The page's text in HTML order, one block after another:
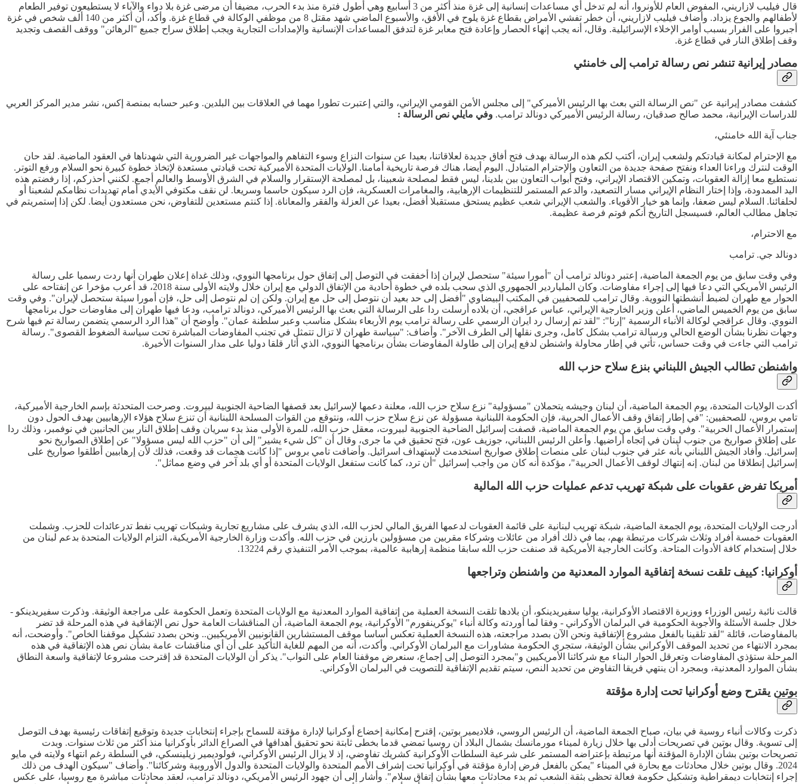
قال فيليب لازاريني، المفوض العام للأونروا، أنه لم تدخل أي مساعدات إنسانية إلى غزة منذ أكثر من 3 أسابيع وهي أطول فترة منذ بدء الحرب، مضيفا أن مرضى غزة بلا دواء والآباء لا يستطيعون توفير الطعام
لأطفالهم والجوع يزداد. وأضاف فيليب لازاريني، أن خطر تفشي الأمراض بقطاع غزة يلوح في الأفق، والأسبوع الماضي شهد مقتل 8 من موظفي الوكالة في قطاع غزة. وأكد، أن أكثر من 140 ألف شخص في غزة
أجبروا على الفرار بسبب أوامر الإخلاء الإسرائيلية. وقال، أنه يجب إنهاء الحصار وإعادة فتح معابر غزة لتدفق المساعدات الإنسانية والإمدادات التجارية ويجب إطلاق سراح جميع "الرهائن" ووقف القصف وتجديد
وقف إطلاق النار في قطاع غزة.
مصادر إيرانية تنشر نص رسالة ترامب إلى خامنئي
كشفت مصادر إيرانية عن "نص الرسالة التي بعث بها الرئيس الأميركي" إلى مجلس الأمن القومي الإيراني، والتي إعتبرت تطورا مهما في العلاقات بين البلدين. وعبر حسابه بمنصة إكس، نشر مدير المركز العربي
للدراسات الإيرانية، محمد صالح صدقيان، رسالة الرئيس الأميركي دونالد ترامب. وفي مايلي نص الرسالة :
جناب آية الله خامنئي،
مع الإحترام لمكانة قيادتكم ولشعب إيران، أكتب لكم هذه الرسالة بهدف فتح أفاق جديدة لعلاقاتنا، بعيدا عن سنوات النزاع وسوء التفاهم والمواجهات غير الضرورية التي شهدناها في العقود الماضية. لقد حان
الوقت لنترك وراءنا العداء ونفتح صفحة جديدة من التعاون والإحترام المتبادل. اليوم أيضا، هناك فرصة تاريخية أمامنا. الولايات المتحدة الأميركية تحت قيادتي مستعدة لإتخاذ خطوة كبيرة نحو السلام ورفع التوتر.
نستطيع معا إزالة العقوبات، وتمكين الاقتصاد الإيراني، وفتح أبواب التعاون بين بلدينا، ليس فقط لمصلحة شعبينا، بل لمصلحة الإستقرار والسلام في الشرق الأوسط والعالم أجمع. لكنني أحذركم، إذا رفضتم هذه
اليد الممدودة، وإذا إختار النظام الإيراني مسار التصعيد، والدعم المستمر للتنظيمات الإرهابية، والمغامرات العسكرية، فإن الرد سيكون حاسما وسريعا. لن نقف مكتوفي الأيدي أمام تهديدات نظامكم لشعبنا أو
لحلفائنا. السلام ليس ضعفا، وإنما هو خيار الأقوياء. والشعب الإيراني شعب عظيم يستحق مستقبلا أفضل، بعيدا عن العزلة والفقر والمعاناة. إذا كنتم مستعدين للتفاوض، نحن مستعدون أيضا. لكن إذا إستمريتم في
تجاهل مطالب العالم، فسيسجل التاريخ أنكم فوتم فرصة عظيمة.
مع الاحترام،
دونالد جي. ترامب
وفي وقت سابق من يوم الجمعة الماضية، إعتبر دونالد ترامب أن "أمورا سيئة" ستحصل لإيران إذا أخفقت في التوصل إلى إتفاق حول برنامجها النووي، وذلك غداة إعلان طهران أنها ردت رسميا على رسالة
الرئيس الأمريكي التي دعا فيها إلى إجراء مفاوضات. وكان الملياردير الجمهوري الذي سحب بلده في خطوة أحادية من الإتفاق الدولي مع إيران خلال ولايته الأولى سنة 2018، قد أعرب مؤخرا عن إنفتاحه على
الحوار مع طهران لضبط أنشطتها النووية. وقال ترامب للصحفيين في المكتب البيضاوي "أفضل إلى حد بعيد أن نتوصل إلى حل مع إيران. ولكن إن لم نتوصل إلى حل، فإن أمورا سيئة ستحصل لإيران". وفي وقت
سابق من يوم الخميس الماضي، أعلن وزير الخارجية الإيراني، عباس عراقجي، أن بلاده أرسلت ردا على الرسالة التي بعث بها الرئيس الأميركي، دونالد ترامب، ودعا فيها طهران إلى مفاوضات حول برنامجها
النووي. وقال عراقجي لوكالة الأنباء الرسمية "إرنا": "لقد تم إرسال رد ايران الرسمي على رسالة ترامب يوم الأربعاء بشكل مناسب وعبر سلطنة عمان". وأوضح أن "هذا الرد الرسمي يتضمن رسالة تم فيها شرح
وجهات نظرنا بشأن الوضع الحالي ورسالة ترامب بشكل كامل، وجرى نقلها إلى الطرف الآخر". وأضاف: "سياسة طهران لا تزال تتمثل في تجنب المفاوضات المباشرة تحت سياسة الضغوط القصوى". رسالة
ترامب التي جاءت في وقت حساس، تأتي في إطار محاولة واشنطن لدفع إيران إلى طاولة المفاوضات بشأن برنامجها النووي، الذي أثار قلقا دوليا على مدار السنوات الأخيرة.
واشنطن تطالب الجيش اللبناني بنزع سلاح حزب الله
أكدت الولايات المتحدة، يوم الجمعة الماضية، أن لبنان وجيشه يتحملان "مسؤولية" نزع سلاح حزب الله، معلنة دعمها لإسرائيل بعد قصفها الضاحية الجنوبية لبيروت. وصرحت المتحدثة بإسم الخارجية الأميركية،
تامي بروس، للصحفيين: "في إطار إتفاق وقف الأعمال الحربية، فإن الحكومة اللبنانية مسؤولة عن نزع سلاح حزب الله، ونتوقع من القوات المسلحة اللبنانية أن تنزع سلاح هؤلاء الإرهابيين بهدف الحول دون
إستمرار الأعمال الحربية". وفي وقت سابق من يوم الجمعة الماضية، قصفت إسرائيل الضاحية الجنوبية لبيروت، معقل حزب الله، للمرة الأولى منذ بدء سريان وقف إطلاق النار بين الجانبين في نوفمبر، وذلك ردا
على إطلاق صواريخ من جنوب لبنان في إتجاه أراضيها. وأعلن الرئيس اللبناني، جوزيف عون، فتح تحقيق في ما جرى، وقال أن "كل شيء يشير" إلى أن "حزب الله ليس مسؤولا" عن إطلاق الصواريخ نحو
إسرائيل. وأفاد الجيش اللبناني بأنه عثر في جنوب لبنان على منصات إطلاق صواريخ استخدمت لإستهداف اسرائيل. وأضافت تامي بروس "إذا كانت هجمات قد وقعت، فذلك لأن إرهابيين أطلقوا صواريخ على
إسرائيل إنطلاقا من لبنان. إنه إنتهاك لوقف الأعمال الحربية"، مؤكدة أنه كان من واجب إسرائيل "أن ترد، كما كانت ستفعل الولايات المتحدة أو أي بلد آخر في وضع مماثل".
أمريكا تفرض عقوبات على شبكة تهريب تدعم عمليات حزب الله المالية
أدرجت الولايات المتحدة، يوم الجمعة الماضية، شبكة تهريب لبنانية على قائمة العقوبات لدعمها الفريق المالي لحزب الله، الذي يشرف على مشاريع تجارية وشبكات تهريب نفط تدرعائدات للحزب. وشملت
العقوبات خمسة أفراد وثلاث شركات مرتبطة بهم، بما في ذلك أفراد من عائلات وشركاء مقربين من مسؤولين بارزين في حزب الله. وأكدت وزارة الخارجية الأمريكية، التزام الولايات المتحدة بدعم لبنان من
خلال إستخدام كافة الأدوات المتاحة. وكانت الخارجية الأمريكية قد صنفت حزب الله سابقا منظمة إرهابية عالمية، بموجب الأمر التنفيذي رقم 13224.
أوكرانيا: كييف تلقت نسخة إتفاقية الموارد المعدنية من واشنطن وتراجعها
قالت نائبة رئيس الوزراء ووزيرة الاقتصاد الأوكرانية، يوليا سفيريدينكو، أن بلادها تلقت النسخة العملية من إتفاقية الموارد المعدنية مع الولايات المتحدة وتعمل الحكومة على مراجعة الوثيقة. وذكرت سفيريدينكو -
خلال جلسة الأسئلة والأجوبة الحكومية في البرلمان الأوكراني - وفقا لما أوردته وكالة أنباء "يوكرينفورم" الأوكرانية، يوم الجمعة الماضية، أن المناقشات العامة حول نص الإتفاقية في هذه المرحلة قد تضر
بالمفاوضات، قائلة "لقد تلقينا بالفعل مشروع الإتفاقية ونحن الآن بصدد مراجعته، هذه النسخة العملية تعكس أساسا موقف المستشارين القانونيين الأمريكيين.. ونحن بصدد تشكيل موقفنا الخاص". وأوضحت، أنه
بمجرد الانتهاء من تحديد الموقف الأوكراني بشأن الوثيقة، ستجري الحكومة مشاورات مع البرلمان الأوكراني. وأكدت، أنه من المهم للغاية التأكيد على أن أي مناقشات عامة بشأن نص هذه الإتفاقية في هذه
المرحلة ستؤذي المفاوضات وتعرقل الحوار البناء مع شركائنا الأمريكيين و"بمجرد التوصل إلى إجماع، سنعرض موقفنا العام على النواب". يذكر أن الولايات المتحدة قد إقترحت مشروعا لإتفاقية واسعة النطاق
بشأن الموارد المعدنية، وبمجرد أن ينتهي فريقا التفاوض من تحديد النص، سيتم تقديم الإتفاقية للتصويت في البرلمان الأوكراني.
بوتين يقترح وضع أوكرانيا تحت إدارة مؤقتة
ذكرت وكالات أنباء روسية في بيان، صباح الجمعة الماضية، أن الرئيس الروسي، فلاديمير بوتين، إقترح إمكانية إخضاع أوكرانيا لإدارة مؤقتة للسماح بإجراء إنتخابات جديدة وتوقيع إتفاقات رئيسية بهدف التوصل
إلى تسوية. وقال بوتين في تصريحات أدلى بها خلال زيارة لميناء مورمانسك بشمال البلاد أن روسيا تمضي قدما بخطى ثابتة نحو تحقيق أهدافها في الصراع الدائر بأوكرانيا منذ أكثر من ثلاث سنوات. وبدت
تصريحات بوتين بشأن الإدارة المؤقتة أنها مرتبطة بإعتراضه المستمر على شرعية السلطات الأوكرانية كشريك تفاوضي، إذ لا يزال الرئيس الأوكراني، فولوديمير زيلينسكي، في السلطة رغم انتهاء ولايته في مايو
2024. وقال بوتين خلال محادثات مع بحارة في الميناء "يمكن بالفعل فرض إدارة مؤقتة في أوكرانيا تحت إشراف الأمم المتحدة والولايات المتحدة والدول الأوروبية وشركائنا". وأضاف "سيكون الهدف من ذلك
إجراء إنتخابات ديمقراطية وتشكيل حكومة فعالة تحظى بثقة الشعب ثم بدء محادثات معها بشأن إتفاق سلام". وأشار إلى أن جهود الرئيس الأمريكي، دونالد ترامب، لعقد محادثات مباشرة مع روسيا، على عكس